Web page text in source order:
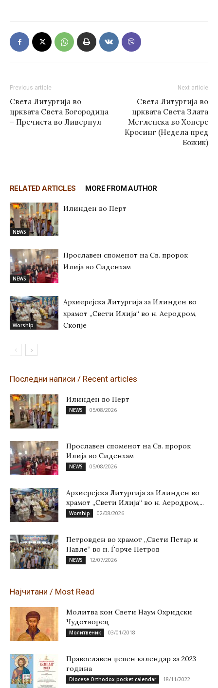
Previous article
Света Литургија во
црквата Света Богородица
– Пречиста во Ливерпул
Next article
Света Литургија во
црквата Света Злата
Мегленска во Хоперс
Кросинг (Недела пред
Божик)
RELATED ARTICLES MORE FROM AUTHOR
NEWS
Илинден во Перт
NEWS
Прославен споменот на Св. пророк
Илија во Сиденхам
Worship
Архиерејска Литургија за Илинден во
храмот „Свети Илија“ во н. Аеродром,
Скопје
Последни написи / Recent articles
Илинден во Перт
NEWS 05/08/2026
Прославен споменот на Св. пророк
Илија во Сиденхам
NEWS 05/08/2026
Архиерејска Литургија за Илинден во
храмот „Свети Илија“ во н. Аеродром,...
Worship 02/08/2026
Петровден во храмот „Свети Петар и
Павле“ во н. Ѓорче Петров
NEWS 12/07/2026
Најчитани / Most Read
Молитва кон Свети Наум Охридски
Чудотворец
Молитвеник 03/01/2018
Православен џепен календар за 2023
година
Diocese Orthodox pocket calendar 18/11/2022